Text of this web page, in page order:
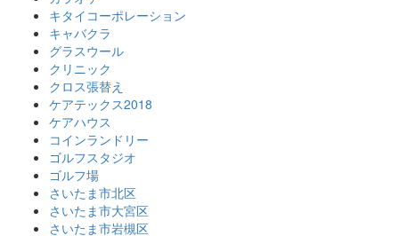
キタイコーポレーション
キャバクラ
グラスウール
クリニック
クロス張替え
ケアテックス2018
ケアハウス
コインランドリー
ゴルフスタジオ
ゴルフ場
さいたま市北区
さいたま市大宮区
さいたま市岩槻区